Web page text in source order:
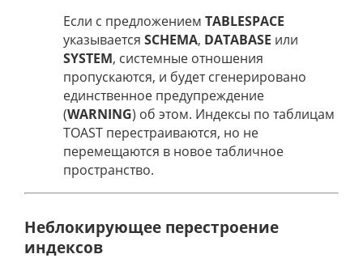
Если с предложением TABLESPACE
указывается SCHEMA, DATABASE или
SYSTEM, системные отношения
пропускаются, и будет сгенерировано
единственное предупреждение
(WARNING) об этом. Индексы по таблицам
TOAST перестраиваются, но не
перемещаются в новое табличное
пространство.
Неблокирующее перестроение
индексов